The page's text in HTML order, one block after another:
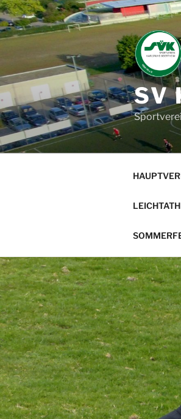
Zum
Inhalt
springen
SV